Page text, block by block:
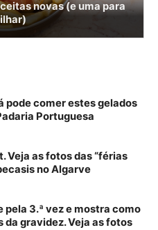
novas (e uma para
pode comer estes gelados
Portuguesa
Veja as fotos das “férias
no Algarve
pela 3.ª vez e mostra como
da gravidez. Veja as fotos